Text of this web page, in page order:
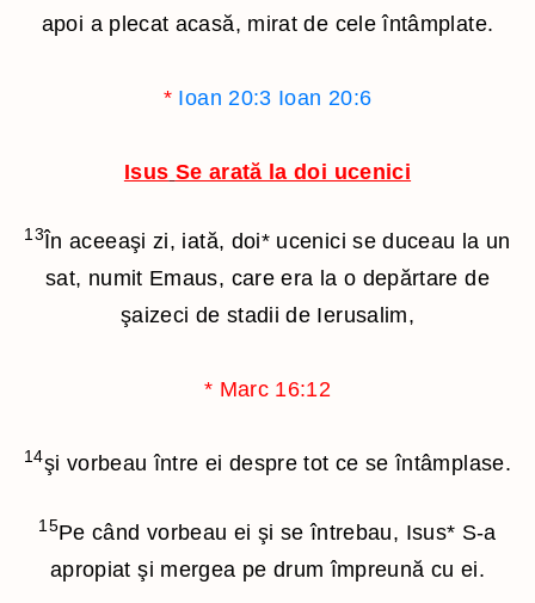
apoi a plecat acasă, mirat de cele întâmplate.
* Ioan 20:3 Ioan 20:6
Isus Se arată la doi ucenici
13În aceeaşi zi, iată, doi* ucenici se duceau la un
sat, numit Emaus, care era la o depărtare de
şaizeci de stadii de Ierusalim,
* Marc 16:12
14şi vorbeau între ei despre tot ce se întâmplase.
15Pe când vorbeau ei şi se întrebau, Isus* S-a
apropiat şi mergea pe drum împreună cu ei.